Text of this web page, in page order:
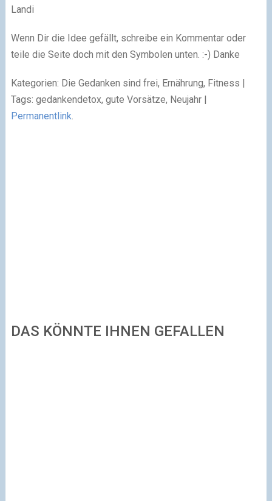
Landi
Wenn Dir die Idee gefällt, schreibe ein Kommentar oder
teile die Seite doch mit den Symbolen unten. :-) Danke
Kategorien: Die Gedanken sind frei, Ernährung, Fitness |
Tags: gedankendetox, gute Vorsätze, Neujahr |
Permanentlink.
DAS KÖNNTE IHNEN GEFALLEN